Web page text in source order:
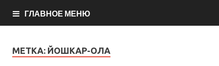
ГЛАВНОЕ МЕНЮ
МЕТКА: ЙОШКАР-ОЛА